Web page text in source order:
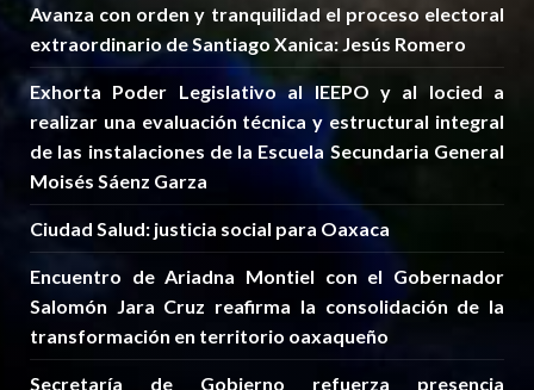
Avanza con orden y tranquilidad el proceso electoral
extraordinario de Santiago Xanica: Jesús Romero
Exhorta Poder Legislativo al IEEPO y al Iocied a
realizar una evaluación técnica y estructural integral
de las instalaciones de la Escuela Secundaria General
Moisés Sáenz Garza
Ciudad Salud: justicia social para Oaxaca
Encuentro de Ariadna Montiel con el Gobernador
Salomón Jara Cruz reafirma la consolidación de la
transformación en territorio oaxaqueño
Secretaría de Gobierno refuerza presencia